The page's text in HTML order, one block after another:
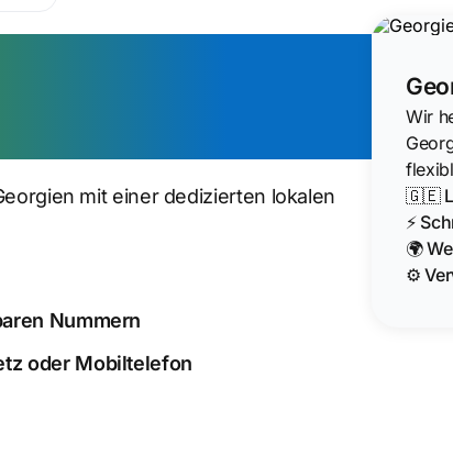
mit einer dedizierten lokalen
Nummern
oder Mobiltelefon
Wir
🇬🇪
⚡
🌍
⚙️